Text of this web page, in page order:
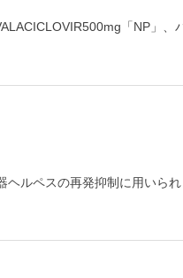
「NP」、
ルペスの再発抑制に用いられ